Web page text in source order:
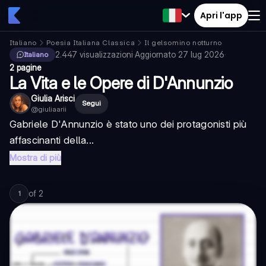
Apri l'app
Italiano Poesia Italiana Classica
Il gelsomino notturno
Italiano
2.447 visualizzazioni·Aggiornato 27 lug 2026·
2 pagine
La Vita e le Opere di D'Annunzio
Giulia Arisci
@giuliaarii
Segui
Gabriele D'Annunzio è stato uno dei protagonisti più
affascinanti della...
Mostra di più
1 of 2